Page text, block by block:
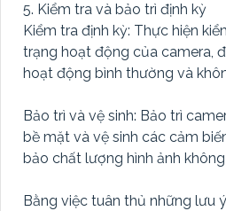
5. Kiểm tra và bảo trì định kỳ
Kiểm tra định kỳ: Thực hiện
trạng hoạt động của camera,
hoạt động bình thường và
Bảo trì và vệ sinh: Bảo trì
bề mặt và vệ sinh các cảm
bảo chất lượng hình ảnh
Bằng việc tuân thủ những lưu